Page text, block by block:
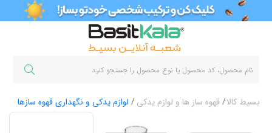
بسیط کالا قهوه ساز ها و لوازم یدکی لوازم یدکی و نگهداری قهوه سازها